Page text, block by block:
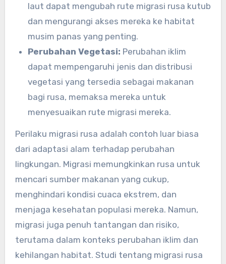
laut dapat mengubah rute migrasi rusa kutub
dan mengurangi akses mereka ke habitat
musim panas yang penting.
Perubahan Vegetasi: Perubahan iklim
dapat mempengaruhi jenis dan distribusi
vegetasi yang tersedia sebagai makanan
bagi rusa, memaksa mereka untuk
menyesuaikan rute migrasi mereka.
Perilaku migrasi rusa adalah contoh luar biasa
dari adaptasi alam terhadap perubahan
lingkungan. Migrasi memungkinkan rusa untuk
mencari sumber makanan yang cukup,
menghindari kondisi cuaca ekstrem, dan
menjaga kesehatan populasi mereka. Namun,
migrasi juga penuh tantangan dan risiko,
terutama dalam konteks perubahan iklim dan
kehilangan habitat. Studi tentang migrasi rusa